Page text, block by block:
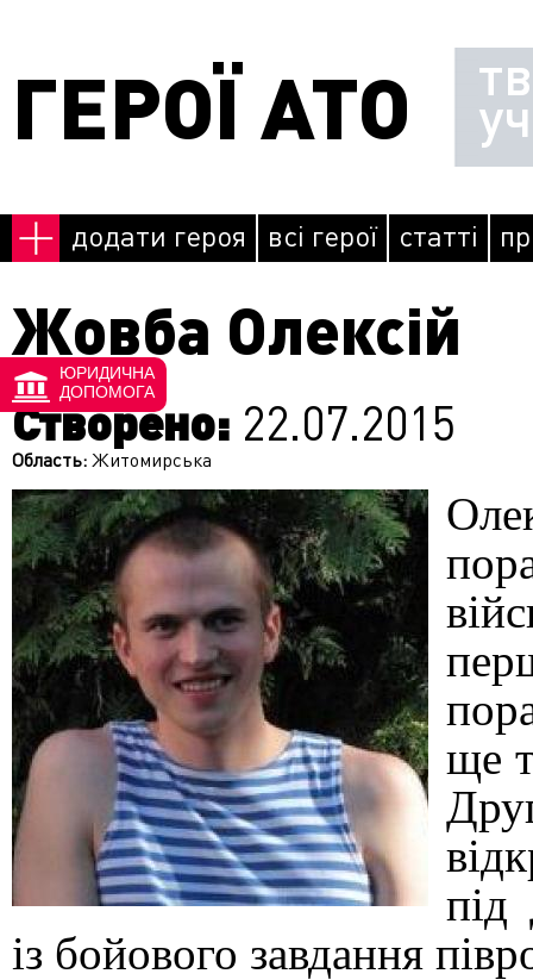
ГЕРОЇ АТО
додати героя всі герої статті
Жовба Олексій
Створено: 22.07.2015
Область: Житомирська
ще
під
із бойового завдання
ЮРИДИЧНА
ДОПОМОГА